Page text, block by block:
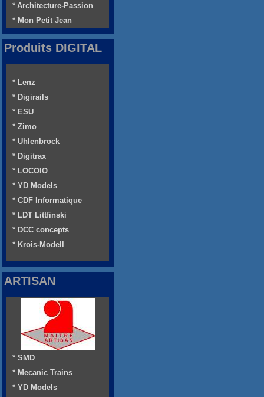
* Architecture-Passion
* Mon Petit Jean
Produits DIGITAL
* Lenz
* Digirails
* ESU
* Zimo
* Uhlenbrock
* Digitrax
* LOCOIO
* YD Models
* CDF Informatique
* LDT Littfinski
* DCC concepts
* Krois-Modell
ARTISAN
* SMD
* Mecanic Trains
* YD Models